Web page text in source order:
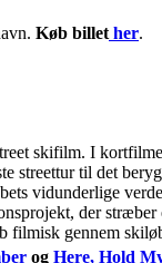
Køb billet her.
skifilm. I
streettur til det
vidunderlige
der stræber
filmisk gennem
og Here, Hold